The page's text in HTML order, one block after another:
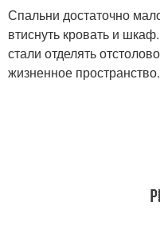
Спальни достаточно
втиснуть кровать и
стали отделять
жизненное пространство.